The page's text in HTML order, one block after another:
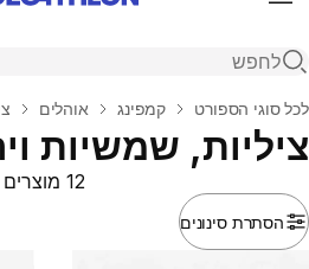
Menu
פתיחת חיפוש
בית
לכל סוגי הספורט קמפינג אוהלים
ציליות, שמשיות
הסתרת סינונים
12 מוצרים